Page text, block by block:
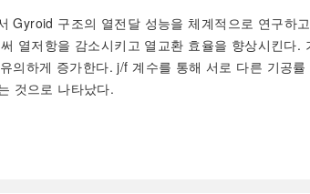
구조의 열전달 성능을 체계적으로 연구하
열저항을 감소시키고 열교환 효율을 향상시킨다
하게 증가한다. j/f 계수를 통해 서로 다른 기공
것으로 나타났다.